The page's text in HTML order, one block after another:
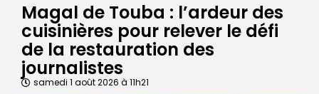
Magal de Touba : l’ardeur des
cuisinières pour relever le défi
de la restauration des
journalistes
samedi 1 août 2026 à 11h21